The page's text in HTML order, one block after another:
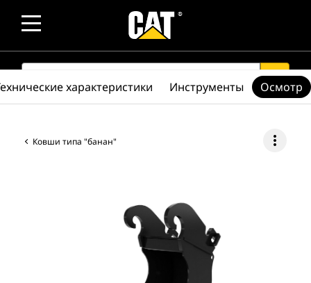
SEARCH search
Ковши типа "банан" more_vert
характеристики Инструменты Осмотр